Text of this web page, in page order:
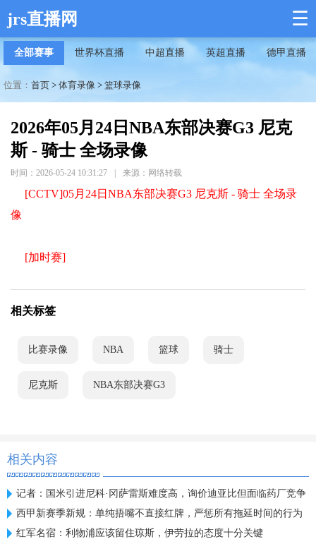
jrs直播网 ☰
全部赛事 世界杯直播 中超直播 英超直播 德甲直播
位置： 首页 > 体育录像 > 篮球录像
2026年05月24日NBA东部决赛G3 尼克
斯 - 骑士 全场录像
时间：2026-05-24 10:31:27 来源：网络转载
[CCTV]05月24日NBA东部决赛G3 尼克斯 - 骑士 全场录
像
[加时赛]
相关标签
比赛录像 NBA 篮球 骑士
尼克斯 NBA东部决赛G3
相关内容
记者：国米引进尼科·冈萨雷斯难度高，询价迪亚比但面临药厂竞争
西甲新赛季新规：单纯捂嘴不直接红牌，严惩所有拖延时间的行为
红军名宿：利物浦应该留住琼斯，伊劳拉的态度十分关键